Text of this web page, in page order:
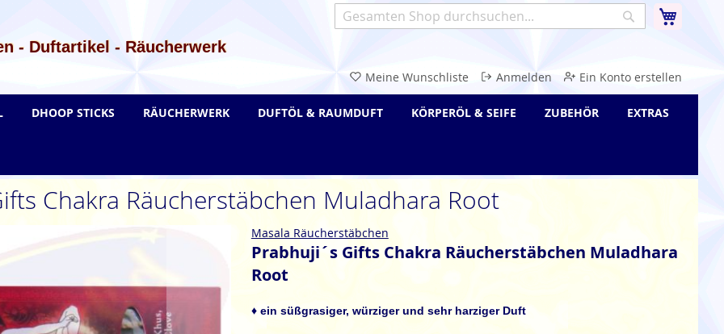
Suche
- Duftartikel - Räucherwerk
Meine Wunschliste Anmelden Ein Konto erstellen
Chakra Räucherstäbchen Muladhara Root
Masala Räucherstäbchen
Prabhuji´s Gifts Chakra Räucherstäbchen Muladhara
Root
♦ ein süßgrasiger, würziger und sehr harziger Duft
DHOOP STICKS RÄUCHERWERK DUFTÖL & RAUMDUFT KÖRPERÖL & SEIFE ZUBEHÖR EXTRAS